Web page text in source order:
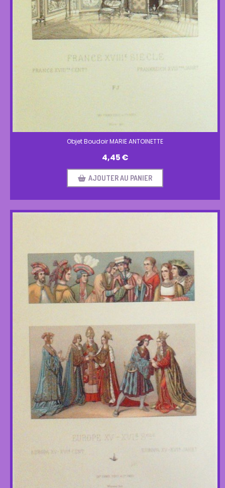
Objet Boudoir MARIE ANTOINETTE
4,45€
AJOUTER AU PANIER